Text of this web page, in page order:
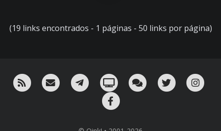
(19 links encontrados - 1 páginas - 50 links por página)
RSS ¡Mándame un email!¡Nuestro canal en Telegram!
Oink! TV Charla con nosotros
Twitter